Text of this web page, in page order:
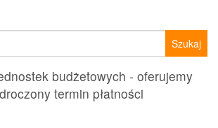
budżetowych - oferujemy
termin płatności